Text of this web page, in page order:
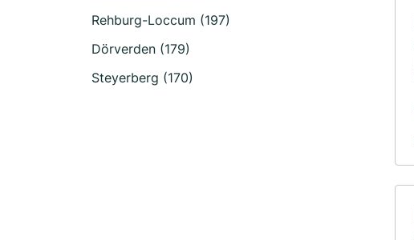
Rehburg-Loccum (197)
Dörverden (179)
Steyerberg (170)